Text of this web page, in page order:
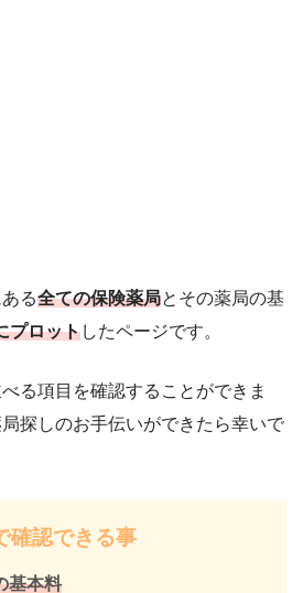
る全ての保険薬局とその薬局の基
プロットしたページです。
る項目を確認することができま
探しのお手伝いができたら幸いで
確認できる事
基本料